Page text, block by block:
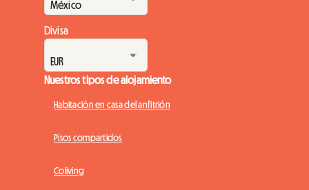
Divisa
Nuestros tipos de alojamiento
Habitación en casa del anfitrión
Pisos compartidos
Coliving